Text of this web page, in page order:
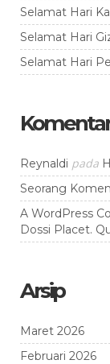
Selamat Hari
Selamat Hari
Selamat Hari
Reynaldi pada
Seorang
A WordPress
Dossi Placet.
Arsip
Maret 2026
Februari 2026